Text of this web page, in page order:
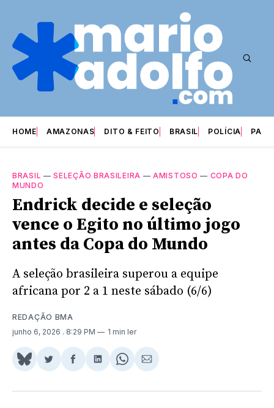
HOME AMAZONAS DITO & FEITO BRASIL POLÍCIA
BRASIL —SELEÇÃO BRASILEIRA —AMISTOSO — COPA DO
MUNDO
Endrick decide e seleção
vence o Egito no último jogo
antes da Copa do Mundo
A seleção brasileira superou a equipe
africana por 2 a 1 neste sábado (6/6)
REDAÇÃO BMA
junho 6, 2026 . 8:29 PM 1 min ler
Share
BlueSky
Compartilhar
Twitter
Compartilhar
Facebook
Compartilhar
LinkedIn
Share
WhatsApp
Compartilhar
Email